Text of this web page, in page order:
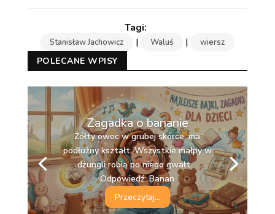
Stanisław Jachowicz | Waluś | wiersz
POLECANE WPISY
Zagadka o bananie
Żółty owoc w grubej skórce, ma
podłużny kształt. Wszystkie małpy w
dżungli robią po niego gwałt.
Odpowiedź: Banan
Przeczytaj...